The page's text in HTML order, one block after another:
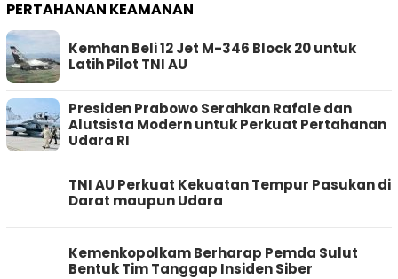
PERTAHANAN KEAMANAN
Kemhan Beli 12 Jet M-346 Block 20 untuk
Latih Pilot TNI AU
Presiden Prabowo Serahkan Rafale dan
Alutsista Modern untuk Perkuat Pertahanan
Udara RI
TNI AU Perkuat Kekuatan Tempur Pasukan di
Darat maupun Udara
Kemenkopolkam Berharap Pemda Sulut
Bentuk Tim Tanggap Insiden Siber